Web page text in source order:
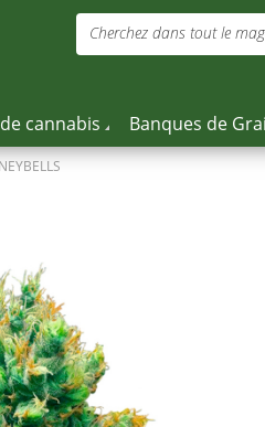
Cherchez dans tout le
cannabis Banques de